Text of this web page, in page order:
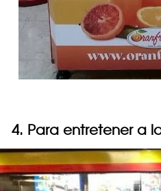
4. Para entretener a